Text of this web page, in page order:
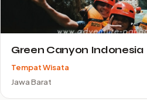
Green Canyon Indonesia
Tempat Wisata
Jawa Barat